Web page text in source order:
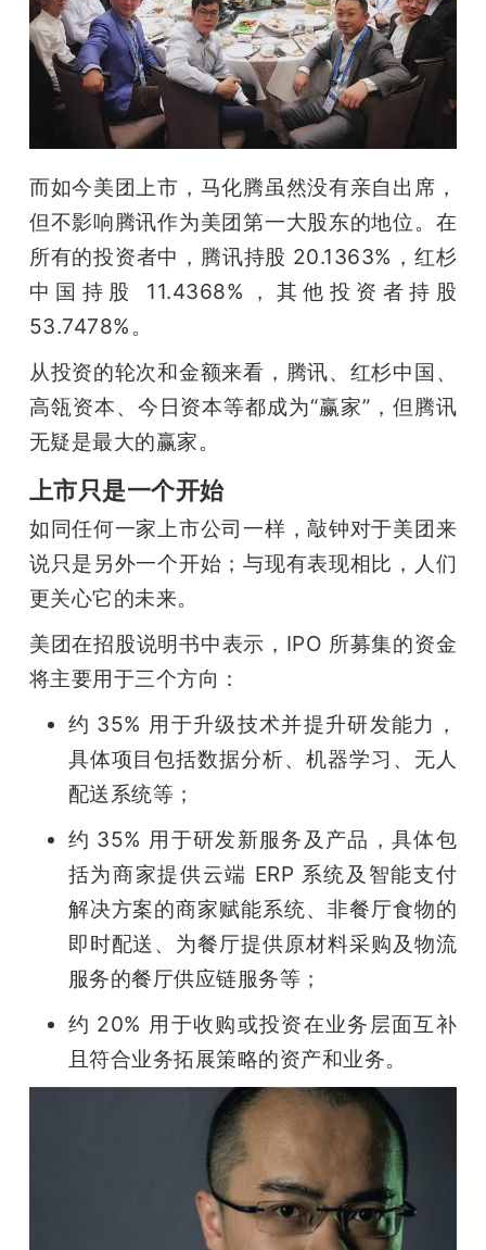
而如今美团上市，马化腾虽然没有亲自出席，
但不影响腾讯作为美团第一大股东的地位。在
所有的投资者中，腾讯持股 20.1363%，红杉
中国持股 11.4368%，其他投资者持股
53.7478%。
从投资的轮次和金额来看，腾讯、红杉中国、
高瓴资本、今日资本等都成为“赢家”，但腾讯
无疑是最大的赢家。
上市只是一个开始
如同任何一家上市公司一样，敲钟对于美团来
说只是另外一个开始；与现有表现相比，人们
更关心它的未来。
美团在招股说明书中表示，IPO 所募集的资金
将主要用于三个方向：
约 35% 用于升级技术并提升研发能力，
具体项目包括数据分析、机器学习、无人
配送系统等；
约 35% 用于研发新服务及产品，具体包
括为商家提供云端 ERP 系统及智能支付
解决方案的商家赋能系统、非餐厅食物的
即时配送、为餐厅提供原材料采购及物流
服务的餐厅供应链服务等；
约 20% 用于收购或投资在业务层面互补
且符合业务拓展策略的资产和业务。